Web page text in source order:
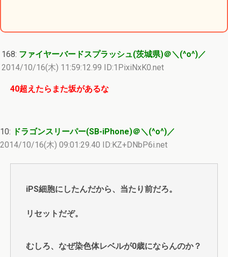
168: ファイヤーバードスプラッシュ(茨城県)＠＼(^o^)／
2014/10/16(木) 11:59:12.99 ID:1PixiNxK0.net
40超えたらまた坂があるな
10:
ドラゴンスリーパー(SB-iPhone)＠＼(^o^)／
2014/10/16(木) 09:01:29.40 ID:KZ+DNbP6i.net
iPS細胞にしたんだから、当たり前だろ。
リセットだぞ。
むしろ、なぜ染色体レベルが0歳にならんのか？